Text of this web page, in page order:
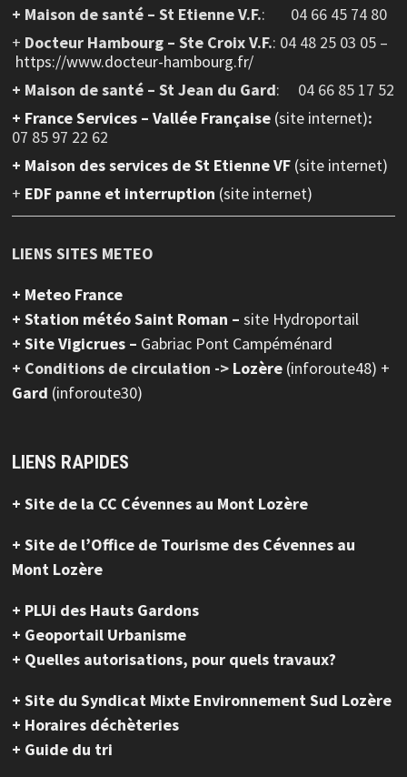
+ Maison de santé – St Etienne V.F.: 04 66 45 74 80
+ Docteur Hambourg – Ste Croix V.F.: 04 48 25 03 05 –
https://www.docteur-hambourg.fr/
+ Maison de santé – St Jean du Gard: 04 66 85 17 52
+ France Services – Vallée Française (site internet):
07 85 97 22 62
+ Maison des services de St Etienne VF (site internet)
+ EDF panne et interruption (site internet)
LIENS SITES METEO
+ Meteo France
+ Station météo Saint Roman – site Hydroportail
+ Site Vigicrues – Gabriac Pont Campéménard
+ Conditions de circulation -> Lozère (inforoute48) +
Gard (inforoute30)
LIENS RAPIDES
+ Site de la CC Cévennes au Mont Lozère
+ Site de l’Office de Tourisme des Cévennes au
Mont Lozère
+ PLUi des Hauts Gardons
+ Geoportail Urbanisme
+ Quelles autorisations, pour quels travaux?
+ Site du Syndicat Mixte Environnement Sud Lozère
+ Horaires déchèteries
+ Guide du tri